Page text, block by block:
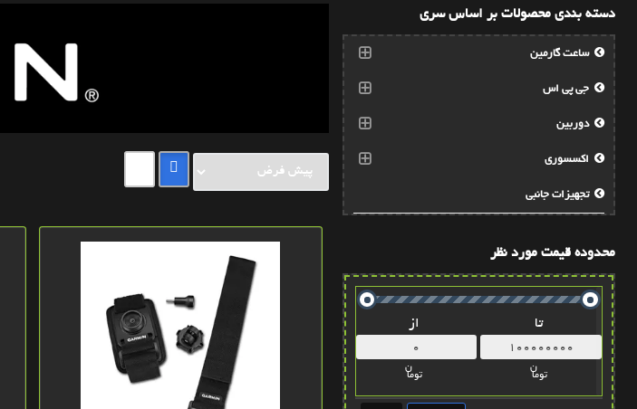
دسته بندی محصولات بر اساس سری
ساعت گارمین
جی پی اس
دوربین
اکسسوری
تجهيزات جانبي
محدوده قیمت مورد نظر
تا
توما
ن
از
توما
ن